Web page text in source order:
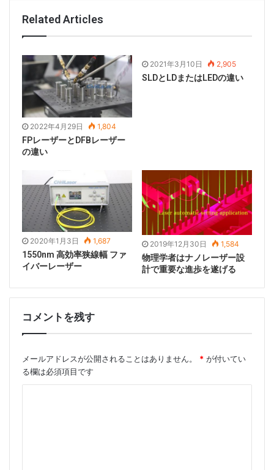
方程式（1）および（2）を方程式（3）に代入すると、
空間光シングルモードファイバのエネルギー結合効率は
次のようになります。
式（4）から、シングルモードファイバと光の波長を選
変更することでエネルギー結合効率を変更できることが
わかります。 分析式は複雑であるため、最高の結合効
率の検索はコンピューター数値計算によって実行されま
結合効率Tの関係曲線が作成されます。
Related Articles
2022年4月29日 1,804
FPレーザーとDFBレーザー
の違い
2021年3月10日 2,905
SLDとLDまたはLEDの違い
2020年1月3日 1,687
1550nm 高効率狭線幅 ファ
イバーレーザー
2019年12月30日 1,584
物理学者はナノレーザー設
計で重要な進歩を遂げる
コメントを残す
メールアドレスが公開されることはありません。 * が付いてい
る欄は必須項目です